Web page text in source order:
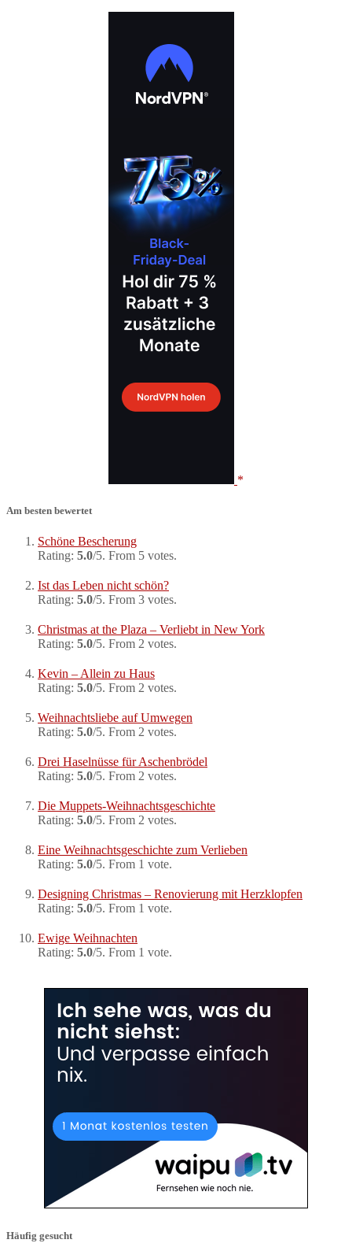
Am besten bewertet
Schöne Bescherung
Rating: 5.0/5. From 5 votes.
Ist das Leben nicht schön?
Rating: 5.0/5. From 3 votes.
Christmas at the Plaza – Verliebt in New York
Rating: 5.0/5. From 2 votes.
Kevin – Allein zu Haus
Rating: 5.0/5. From 2 votes.
Weihnachtsliebe auf Umwegen
Rating: 5.0/5. From 2 votes.
Drei Haselnüsse für Aschenbrödel
Rating: 5.0/5. From 2 votes.
Die Muppets-Weihnachtsgeschichte
Rating: 5.0/5. From 2 votes.
Eine Weihnachtsgeschichte zum Verlieben
Rating: 5.0/5. From 1 vote.
Designing Christmas – Renovierung mit Herzklopfen
Rating: 5.0/5. From 1 vote.
Ewige Weihnachten
Rating: 5.0/5. From 1 vote.
Häufig gesucht